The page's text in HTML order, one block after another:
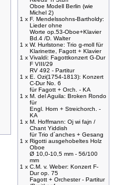
Oboe Modell Berlin (wie
Michel 2)
1 x F. Mendelssohns-Bartholdy:
Lieder ohne
Worte op.53-Oboe+Klavier
Bd.4 /D. Walter
1 x W. Hurlstone: Trio g-moll für
Klarinette, Fagott + Klavier
1 x Vivaldi: Fagottkonzert G-Dur
F VIII/29
RV 492 - Partitur
1 x E. Ozi(1754-1813): Konzert
C-Dur No. 6
für Fagott + Orch. - KA
1 x M. del Aguila: Broken Rondo
für
Engl. Horn + Streichorch. -
KA
1 x M. Hoffmann: Oj wi fajn /
Chant Yiddish
für Trio d´anches + Gesang
1 x Rigotti ausgehobeltes Holz
Oboe
Ø 10,0-10,5 mm - 56/100
mm
1 x C.M. v. Weber: Konzert F-
Dur op. 75
Fagott + Orchester - Partitur